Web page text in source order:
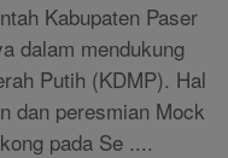
Kabupaten Paser
dalam mendukung
Putih (KDMP). Hal
dan peresmian Mock
pada Se ....